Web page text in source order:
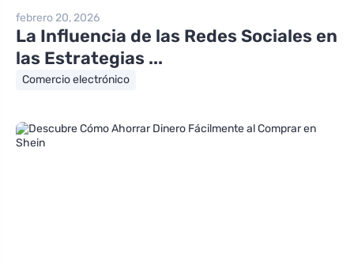
febrero 20, 2026
La Influencia de las Redes Sociales en
las Estrategias ...
Comercio electrónico